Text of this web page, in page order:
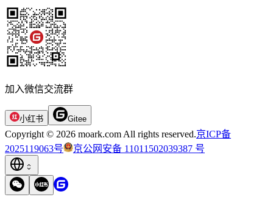
加入微信交流群
小红书 Gitee
Copyright © 2026 moark.com All rights reserved.京ICP备
2025119063号
京公网安备 11011502039387 号